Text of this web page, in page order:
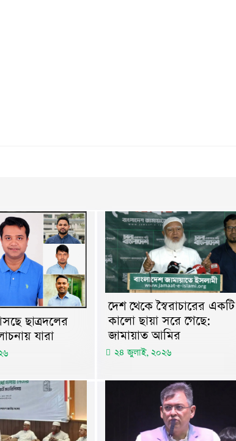
ছাত্রদলের
যারা
দেশ থেকে স্বৈরাচারের একটি
কালো ছায়া সরে গেছে:
জামায়াত আমির
২৪ জুলাই, ২০২৬